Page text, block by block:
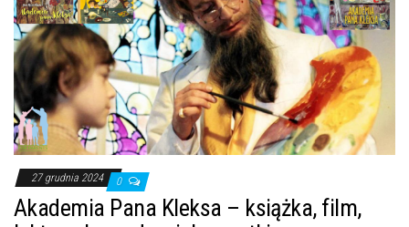
27 grudnia 2024 0
Akademia Pana Kleksa – książka, film,